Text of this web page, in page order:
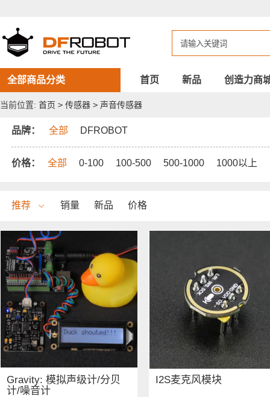
传
感
器
全部商品分类 首页 新品 创造力商
当前位置: 首页 > 传感器 > 声音传感器
品牌： 全部 DFROBOT
价格： 全部 0-100 100-500 500-1000 1000以上
推荐 销量 新品 价格
Gravity: 模拟声级计/分贝
计/噪音计
I2S麦克风模块